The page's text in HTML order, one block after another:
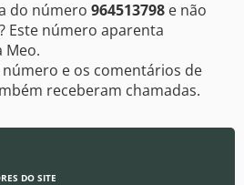
do número 964513798 e não
Este número aparenta
Meo.
e os comentários de
receberam chamadas.
DO SITE